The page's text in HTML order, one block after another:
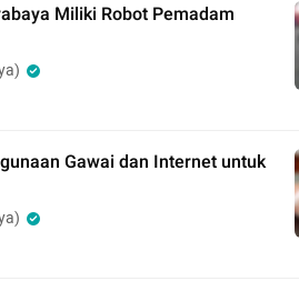
Miliki Robot Pemadam
Gawai dan Internet untuk